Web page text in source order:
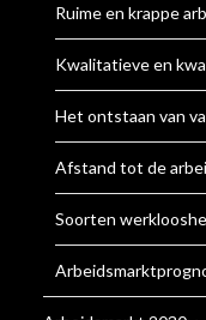
Ruime en krappe
Kwalitatieve en
Het ontstaan van
Afstand tot de
Soorten